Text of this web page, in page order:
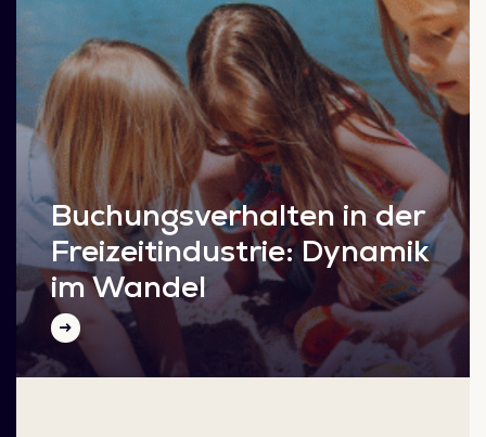
Buchungsverhalten in der
Freizeitindustrie: Dynamik
im Wandel